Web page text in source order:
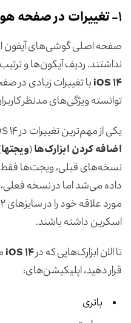
۱- تغییرات در صفحه
نداشتند. ردیف آیکون‌ها و
iOS ۱۴با تغییرات زیادی در
توانسته ویژگی‌های مدنظر
یکی از مهم‌ترین تغییرات در iOS ۱۴ نسبت به نسخه‌های قبلی آن،
اضافه کردن ابزارک‌ها(ویجت­ها
داده می‌شد اما در نسخه فعلی،
اسکرین داشته باشند.
تا الان ابزارک‌هایی که درiOS ۱۴
قرار دهید، اپلیکیشن‌های:
باتری